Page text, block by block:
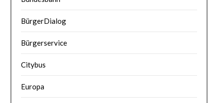
BürgerDialog
Bürgerservice
Citybus
Europa